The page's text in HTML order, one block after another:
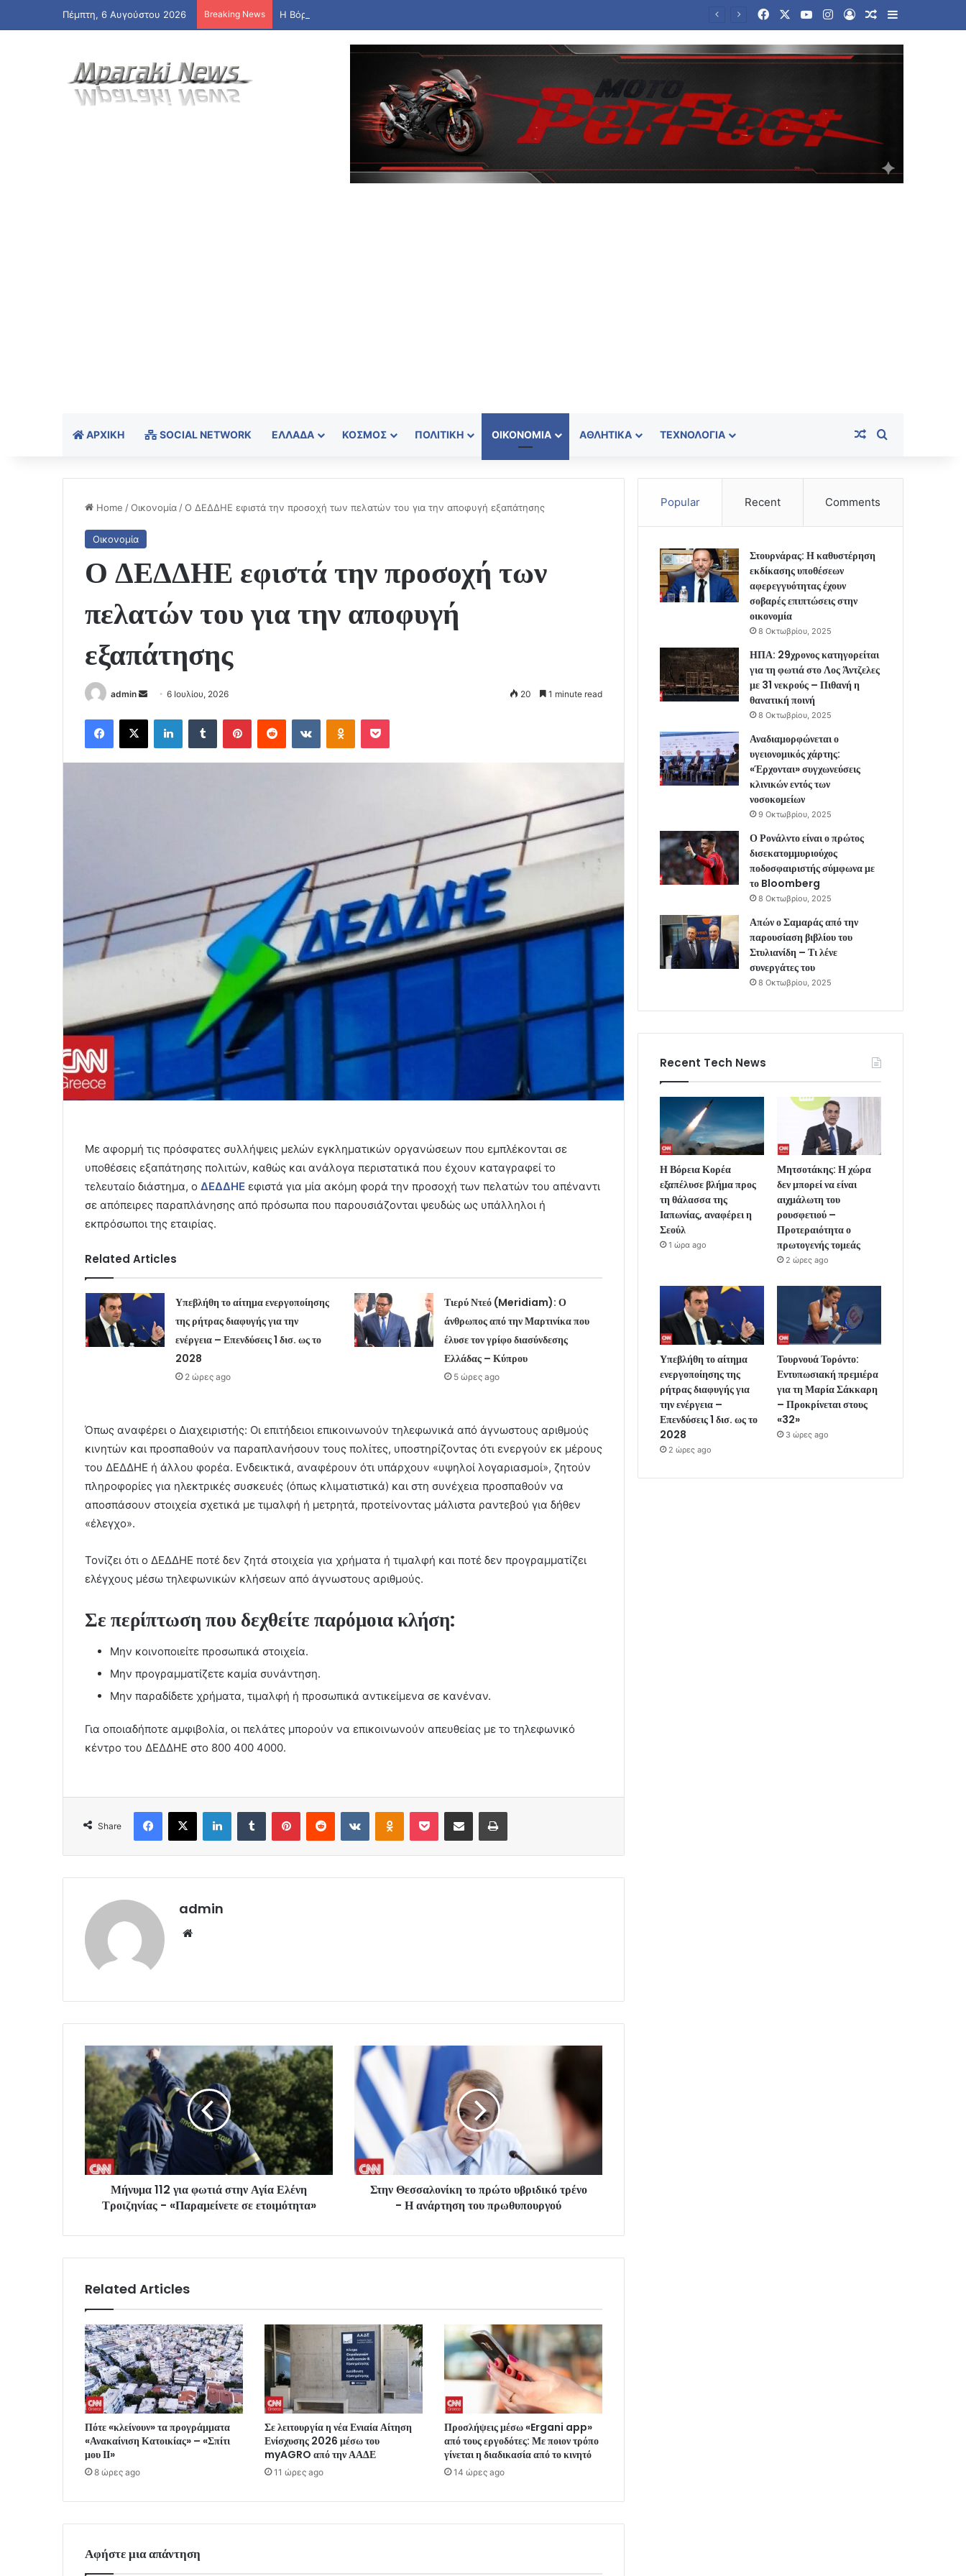
Πέμπτη, 6 Αυγούστου 2026 Breaking News Η Βόρεια Κορέα εξαπέλυσε βλήμα προς τη θάλασσα της Ιαπωνίας, αναφέρει η Σεούλ FacebookYouTubeInstagram
Log InRandom Article
Sidebar
ΑΡΧΙΚΉ SOCIAL NETWORK ΕΛΛΆΔΑ ΚΌΣΜΟΣ ΠΟΛΙΤΙΚΉ ΟΙΚΟΝΟΜΊΑ ΑΘΛΗΤΙΚΆ ΤΕΧΝΟΛΟΓΊΑ Random Article
Home /Οικονομία /Ο ΔΕΔΔΗΕ εφιστά την προσοχή των πελατών του για την αποφυγή εξαπάτησης
Οικονομία
Ο ΔΕΔΔΗΕ εφιστά την προσοχή των
πελατών του για την αποφυγή
εξαπάτησης
admin
Send
email
6 Ιουλίου, 2026 20 1 minute read
Facebook
X LinkedInTumblr PinterestReddit VKontakteOdnoklassniki
Pocket
Με αφορμή τις πρόσφατες συλλήψεις μελών εγκληματικών οργανώσεων που εμπλέκονται σε
υποθέσεις εξαπάτησης πολιτών, καθώς και ανάλογα περιστατικά που έχουν καταγραφεί το
τελευταίο διάστημα, ο ΔΕΔΔΗΕ εφιστά για μία ακόμη φορά την προσοχή των πελατών του απέναντι
σε απόπειρες παραπλάνησης από πρόσωπα που παρουσιάζονται ψευδώς ως υπάλληλοι ή
εκπρόσωποι της εταιρίας.
Related Articles
Υπεβλήθη το αίτημα ενεργοποίησης
της ρήτρας διαφυγής για την
ενέργεια – Επενδύσεις 1 δισ. ως το
2028
2 ώρες ago
Τιερύ Ντεό (Meridiam): Ο
άνθρωπος από την Μαρτινίκα που
έλυσε τον γρίφο διασύνδεσης
Ελλάδας – Κύπρου
5 ώρες ago
Όπως αναφέρει ο Διαχειριστής: Οι επιτήδειοι επικοινωνούν τηλεφωνικά από άγνωστους αριθμούς
κινητών και προσπαθούν να παραπλανήσουν τους πολίτες, υποστηρίζοντας ότι ενεργούν εκ μέρους
του ΔΕΔΔΗΕ ή άλλου φορέα. Ενδεικτικά, αναφέρουν ότι υπάρχουν «υψηλοί λογαριασμοί», ζητούν
πληροφορίες για ηλεκτρικές συσκευές (όπως κλιματιστικά) και στη συνέχεια προσπαθούν να
αποσπάσουν στοιχεία σχετικά με τιμαλφή ή μετρητά, προτείνοντας μάλιστα ραντεβού για δήθεν
«έλεγχο».
Τονίζει ότι ο ΔΕΔΔΗΕ ποτέ δεν ζητά στοιχεία για χρήματα ή τιμαλφή και ποτέ δεν προγραμματίζει
ελέγχους μέσω τηλεφωνικών κλήσεων από άγνωστους αριθμούς.
Σε περίπτωση που δεχθείτε παρόμοια κλήση:
Μην κοινοποιείτε προσωπικά στοιχεία.
Μην προγραμματίζετε καμία συνάντηση.
Μην παραδίδετε χρήματα, τιμαλφή ή προσωπικά αντικείμενα σε κανέναν.
Για οποιαδήποτε αμφιβολία, οι πελάτες μπορούν να επικοινωνούν απευθείας με το τηλεφωνικό
κέντρο του ΔΕΔΔΗΕ στο 800 400 4000.
Share
Facebook
X LinkedInTumblr PinterestReddit VKontakteOdnoklassniki
Pocket Share via Email Print
admin
Μήνυμα 112 για φωτιά στην Αγία Ελένη
Τροιζηνίας - «Παραμείνετε σε ετοιμότητα»
Στην Θεσσαλονίκη το πρώτο υβριδικό τρένο
- Η ανάρτηση του πρωθυπουργού
Related Articles
Πότε «κλείνουν» τα προγράμματα
«Ανακαίνιση Κατοικίας» – «Σπίτι
μου ΙΙ»
8 ώρες ago
Σε λειτουργία η νέα Ενιαία Αίτηση
Ενίσχυσης 2026 μέσω του
myAGRO από την ΑΑΔΕ
11 ώρες ago
Προσλήψεις μέσω «Ergani app»
από τους εργοδότες: Με ποιον τρόπο
γίνεται η διαδικασία από το κινητό
14 ώρες ago
Αφήστε μια απάντηση
Popular Recent Comments
Στουρνάρας: Η καθυστέρηση
εκδίκασης υποθέσεων
αφερεγγυότητας έχουν
σοβαρές επιπτώσεις στην
οικονομία
8 Οκτωβρίου, 2025
ΗΠΑ: 29χρονος κατηγορείται
για τη φωτιά στο Λος Άντζελες
με 31 νεκρούς – Πιθανή η
θανατική ποινή
8 Οκτωβρίου, 2025
Αναδιαμορφώνεται ο
υγειονομικός χάρτης:
«Έρχονται» συγχωνεύσεις
κλινικών εντός των
νοσοκομείων
9 Οκτωβρίου, 2025
Ο Ρονάλντο είναι ο πρώτος
δισεκατομμυριούχος
ποδοσφαιριστής σύμφωνα με
το Bloomberg
8 Οκτωβρίου, 2025
Απών ο Σαμαράς από την
παρουσίαση βιβλίου του
Στυλιανίδη – Τι λένε
συνεργάτες του
8 Οκτωβρίου, 2025
Recent Tech News
Η Βόρεια Κορέα
εξαπέλυσε βλήμα προς
τη θάλασσα της
Ιαπωνίας, αναφέρει η
Σεούλ
1 ώρα ago
Μητσοτάκης: Η χώρα
δεν μπορεί να είναι
αιχμάλωτη του
ρουσφετιού –
Προτεραιότητα ο
πρωτογενής τομεάς
2 ώρες ago
Υπεβλήθη το αίτημα
ενεργοποίησης της
ρήτρας διαφυγής για
την ενέργεια –
Επενδύσεις 1 δισ. ως το
2028
2 ώρες ago
Τουρνουά Τορόντο:
Εντυπωσιακή πρεμιέρα
για τη Μαρία Σάκκαρη
– Προκρίνεται στους
«32»
3 ώρες ago